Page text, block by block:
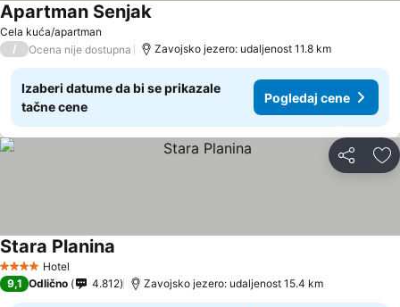
Cela kuća/apartman
Apartman SenjakPogledaj cene
/ Ocena nije dostupna Zavojsko jezero: udaljenost 11.8 km
Izaberi datume da bi se prikazale
tačne cene
Pogledaj cene
Deli
4 ZvezdiceHotel
Stara Planina
9,1 Odlično 4.812 Zavojsko jezero: udaljenost 15.4 km